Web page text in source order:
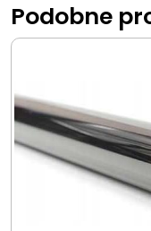
Podobne